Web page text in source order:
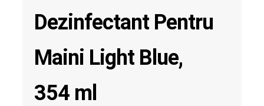
Dezinfectant Pentru
Maini Light Blue,
354 ml